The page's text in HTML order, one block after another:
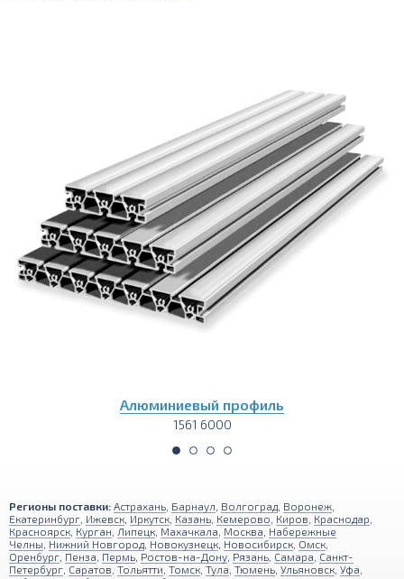
Алюминиевый профиль
1561 6000
Регионы поставки: Астрахань Барнаул Волгоград Воронеж
Екатеринбург Ижевск Иркутск Казань Кемерово Киров Краснодар
Красноярск Курган Липецк Махачкала Москва Набережные
Челны Нижний Новгород Новокузнецк Новосибирск Омск
Оренбург Пенза Пермь Ростов-на-Дону Рязань Самара Санкт-
Петербург Саратов Тольятти Томск Тула Тюмень Ульяновск Уфа